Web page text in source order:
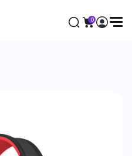
0